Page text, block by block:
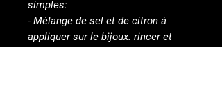
simples:
- Mélange de sel et de citron à
appliquer sur le bijoux. rincer et